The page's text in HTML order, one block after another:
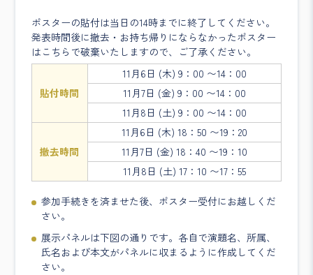
ポスターの貼付は当日の14時までに終了してください。
発表時間後に撤去・お持ち帰りにならなかったポスター
はこちらで破棄いたしますので、ご了承ください。
貼付時間
11月6日 (木) 9：00 〜14：00
11月7日 (金) 9：00 〜14：00
11月8日 (土) 9：00 〜14：00
撤去時間
11月6日 (木) 18：50 〜19：20
11月7日 (金) 18：40 〜19：10
11月8日 (土) 17：10 〜17：55
参加手続きを済ませた後、ポスター受付にお越しくだ
さい。
展示パネルは下図の通りです。各自で演題名、所属、
氏名および本文がパネルに収まるように作成してくだ
さい。